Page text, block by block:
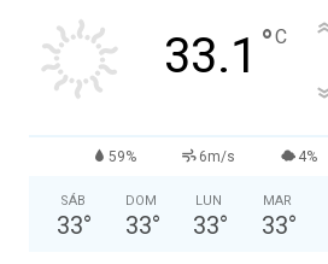
33.1 °C
59% 6m/s 4%
SÁB
33°
DOM
33°
LUN
33°
MAR
33°